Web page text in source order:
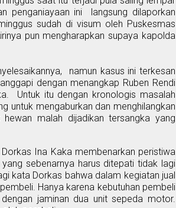
penganiayaan ini
langsung dilaporkan
sudah di visum oleh Puskesmas
pun mengharapkan supaya kapolda
namun kasus ini terkesan
dengan menangkap Ruben Rendi
Untuk itu dengan kronologis masalah
untuk mengaburkan dan menghilangkan
malah dijadikan tersangka yang
Ina Kaka membenarkan peristiwa
sebenarnya harus ditepati tidak lagi
kata Dorkas bahwadalam kegiatan jual
Hanya karena kebutuhan pembeli
jaminan dua unit sepeda motor.